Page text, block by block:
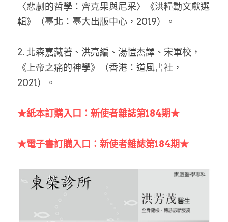
〈悲劇的哲學：齊克果與尼采〉《洪糧勳文獻選
輯》（臺北：臺大出版中心，2019）。
2. 北森嘉藏著、洪亮編、湯愷杰譯、宋軍校，
《上帝之痛的神學》（香港：道風書社，
2021）。
★紙本訂購入口：新使者雜誌第184期★
★電子書訂購入口：新使者雜誌第184期★